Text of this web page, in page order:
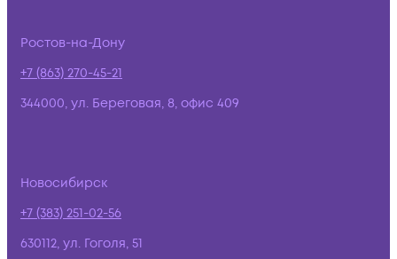
Ростов-на-Дону
+7 (863) 270-45-21
344000, ул. Береговая, 8, офис 409
Новосибирск
+7 (383) 251-02-56
630112, ул. Гоголя, 51